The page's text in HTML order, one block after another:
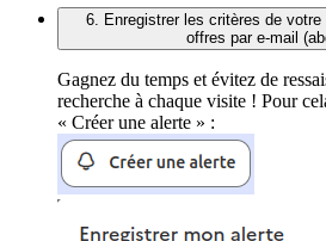
6. Enregistrer les critères de
offres par e-mail
Gagnez du temps et évitez de
recherche à chaque visite ! Pour
« Créer une alerte » :